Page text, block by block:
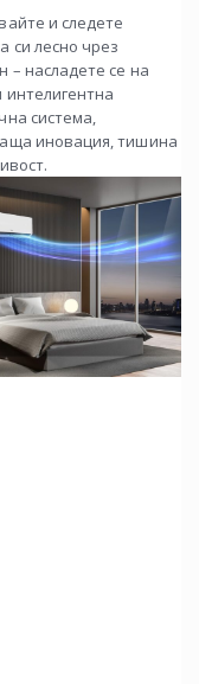
и следете
си лесно чрез
– насладете се на
интелигентна
система,
иновация, тишина